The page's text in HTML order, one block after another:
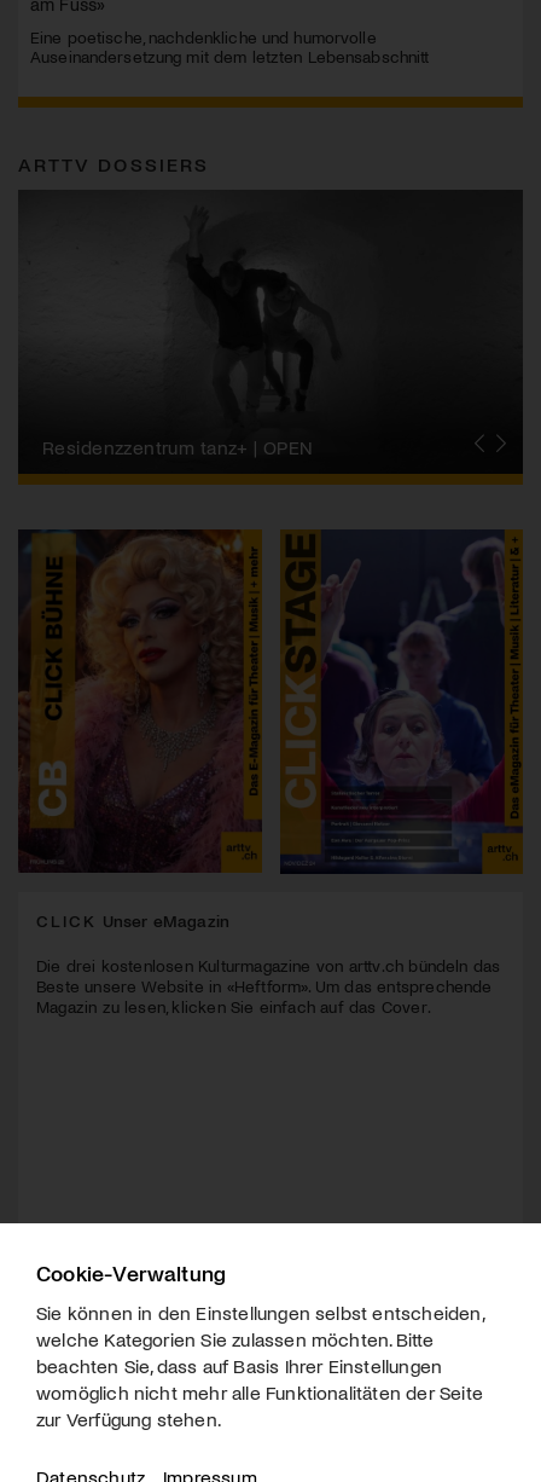
Eine poetische, nachdenkliche und humorvolle
Auseinandersetzung mit dem letzten Lebensabschnitt
ARTTV DOSSIERS
Migros-Kulturprozent | Tanzfestival Steps
Residenzzentrum tanz+ | OPEN
Tanzszene Schweiz
CLICK Unser eMagazin
Die drei kostenlosen Kulturmagazine von arttv.ch bündeln das
Beste unsere Website in «Heftform». Um das entsprechende
Magazin zu lesen, klicken Sie einfach auf das Cover.
Cookie-Verwaltung
Sie können in den Einstellungen selbst entscheiden,
welche Kategorien Sie zulassen möchten. Bitte
beachten Sie, dass auf Basis Ihrer Einstellungen
womöglich nicht mehr alle Funktionalitäten der Seite
zur Verfügung stehen.
Datenschutz Impressum